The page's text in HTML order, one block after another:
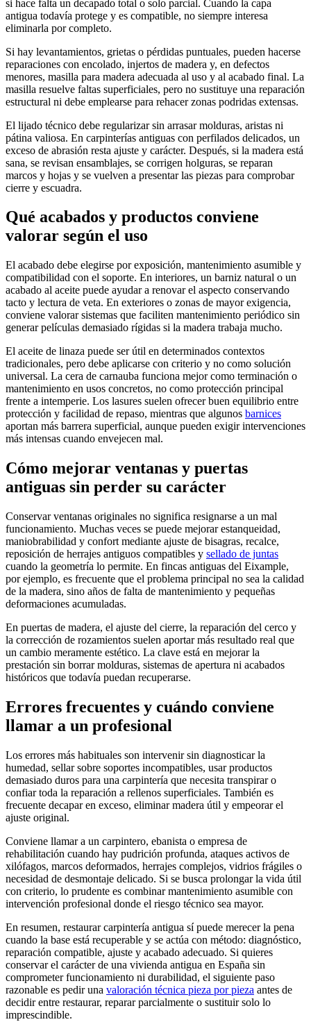
si hace falta un decapado total o solo parcial. Cuando la capa
antigua todavía protege y es compatible, no siempre interesa
eliminarla por completo.
Si hay levantamientos, grietas o pérdidas puntuales, pueden hacerse
reparaciones con encolado, injertos de madera y, en defectos
menores, masilla para madera adecuada al uso y al acabado final. La
masilla resuelve faltas superficiales, pero no sustituye una reparación
estructural ni debe emplearse para rehacer zonas podridas extensas.
El lijado técnico debe regularizar sin arrasar molduras, aristas ni
pátina valiosa. En carpinterías antiguas con perfilados delicados, un
exceso de abrasión resta ajuste y carácter. Después, si la madera está
sana, se revisan ensamblajes, se corrigen holguras, se reparan
marcos y hojas y se vuelven a presentar las piezas para comprobar
cierre y escuadra.
Qué acabados y productos conviene
valorar según el uso
El acabado debe elegirse por exposición, mantenimiento asumible y
compatibilidad con el soporte. En interiores, un barniz natural o un
acabado al aceite puede ayudar a renovar el aspecto conservando
tacto y lectura de veta. En exteriores o zonas de mayor exigencia,
conviene valorar sistemas que faciliten mantenimiento periódico sin
generar películas demasiado rígidas si la madera trabaja mucho.
El aceite de linaza puede ser útil en determinados contextos
tradicionales, pero debe aplicarse con criterio y no como solución
universal. La cera de carnauba funciona mejor como terminación o
mantenimiento en usos concretos, no como protección principal
frente a intemperie. Los lasures suelen ofrecer buen equilibrio entre
protección y facilidad de repaso, mientras que algunos barnices
aportan más barrera superficial, aunque pueden exigir intervenciones
más intensas cuando envejecen mal.
Cómo mejorar ventanas y puertas
antiguas sin perder su carácter
Conservar ventanas originales no significa resignarse a un mal
funcionamiento. Muchas veces se puede mejorar estanqueidad,
maniobrabilidad y confort mediante ajuste de bisagras, recalce,
reposición de herrajes antiguos compatibles y sellado de juntas
cuando la geometría lo permite. En fincas antiguas del Eixample,
por ejemplo, es frecuente que el problema principal no sea la calidad
de la madera, sino años de falta de mantenimiento y pequeñas
deformaciones acumuladas.
En puertas de madera, el ajuste del cierre, la reparación del cerco y
la corrección de rozamientos suelen aportar más resultado real que
un cambio meramente estético. La clave está en mejorar la
prestación sin borrar molduras, sistemas de apertura ni acabados
históricos que todavía puedan recuperarse.
Errores frecuentes y cuándo conviene
llamar a un profesional
Los errores más habituales son intervenir sin diagnosticar la
humedad, sellar sobre soportes incompatibles, usar productos
demasiado duros para una carpintería que necesita transpirar o
confiar toda la reparación a rellenos superficiales. También es
frecuente decapar en exceso, eliminar madera útil y empeorar el
ajuste original.
Conviene llamar a un carpintero, ebanista o empresa de
rehabilitación cuando hay pudrición profunda, ataques activos de
xilófagos, marcos deformados, herrajes complejos, vidrios frágiles o
necesidad de desmontaje delicado. Si se busca prolongar la vida útil
con criterio, lo prudente es combinar mantenimiento asumible con
intervención profesional donde el riesgo técnico sea mayor.
En resumen, restaurar carpintería antigua sí puede merecer la pena
cuando la base está recuperable y se actúa con método: diagnóstico,
reparación compatible, ajuste y acabado adecuado. Si quieres
conservar el carácter de una vivienda antigua en España sin
comprometer funcionamiento ni durabilidad, el siguiente paso
razonable es pedir una valoración técnica pieza por pieza antes de
decidir entre restaurar, reparar parcialmente o sustituir solo lo
imprescindible.